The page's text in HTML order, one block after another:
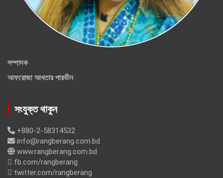
সম্পাদক
আফরোজা আখতার পারভীন
সংযুক্ত থাকুন
+880-2-58314532
info@rangberang.com.bd
www.rangberang.com.bd
fb.com/rangberang
twitter.com/rangberang